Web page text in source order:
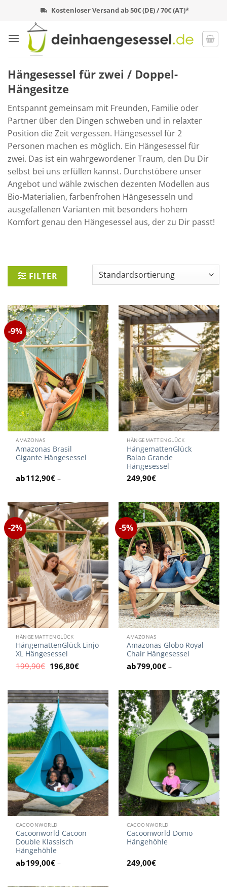
springen
Kostenloser Versand ab 50€ (DE) / 70€ (AT)*
Hängesessel für zwei / Doppel-
Hängesitze
Entspannt gemeinsam mit Freunden, Familie oder
Partner über den Dingen schweben und in relaxter
Position die Zeit vergessen. Hängesessel für 2
Personen machen es möglich. Ein Hängesessel für
zwei. Das ist ein wahrgewordener Traum, den Du Dir
selbst bei uns erfüllen kannst. Durchstöbere unser
Angebot und wähle zwischen dezenten Modellen aus
Bio-Materialien, farbenfrohen Hängesesseln und
ausgefallenen Varianten mit besonders hohem
Komfort genau den Hängesessel aus, der zu Dir passt!
FILTER
-9%
AMAZONAS
Amazonas Brasil
Gigante Hängesessel
112,90€ –
HÄNGEMATTENGLÜCK
HängemattenGlück
Balao Grande
Hängesessel
249,90€
-2%
HÄNGEMATTENGLÜCK
HängemattenGlück Linjo
XL Hängesessel
199,90€ Ursprünglicher
Preis
196,80€Aktueller
Preis
-5%
AMAZONAS
Amazonas Globo Royal
Chair Hängesessel
799,00€ –
CACOONWORLD
Cacoonworld Cacoon
Double Klassisch
Hängehöhle
199,00€ –
CACOONWORLD
Cacoonworld Domo
Hängehöhle
249,00€